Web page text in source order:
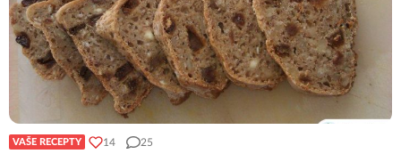
VAŠE RECEPTY 14 25